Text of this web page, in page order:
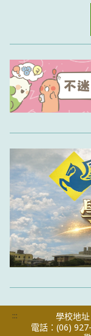
:::
學校地
電話：(06)